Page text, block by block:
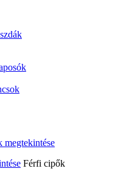
Férfi cipők